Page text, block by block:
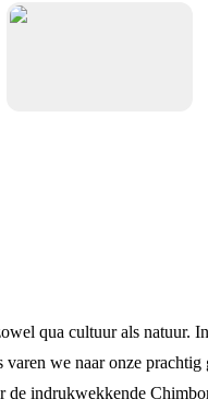
qua cultuur als natuur.
we naar onze
de indrukwekkende